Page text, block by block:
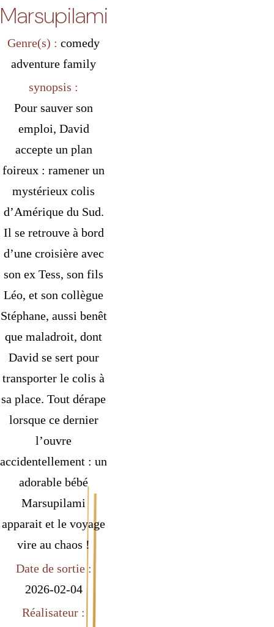
Marsupilami
Genre(s) :comedy
adventure family
synopsis :
Pour sauver son
emploi, David
accepte un plan
foireux : ramener un
mystérieux colis
d’Amérique du Sud.
Il se retrouve à bord
d’une croisière avec
son ex Tess, son fils
Léo, et son collègue
Stéphane, aussi benêt
que maladroit, dont
David se sert pour
transporter le colis à
sa place. Tout dérape
lorsque ce dernier
l’ouvre
accidentellement : un
adorable bébé
Marsupilami
apparait et le voyage
vire au chaos !
Date de sortie :
2026-02-04
Réalisateur :